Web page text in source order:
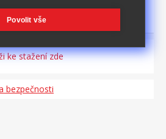
Kov a sklo
ke stažení zde
bezpečnosti
Povolit vše